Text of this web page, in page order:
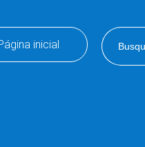
inicial